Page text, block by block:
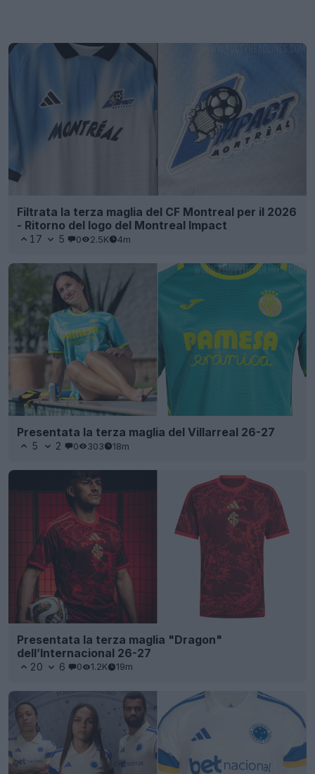
Filtrata la terza maglia del CF Montreal per il 2026
- Ritorno del logo del Montreal Impact
17 5 0 2.5K 4m
Presentata la terza maglia del Villarreal 26-27
5 2 0 303 18m
Presentata la terza maglia "Dragon"
dell’Internacional 26-27
20 6 0 1.2K 19m